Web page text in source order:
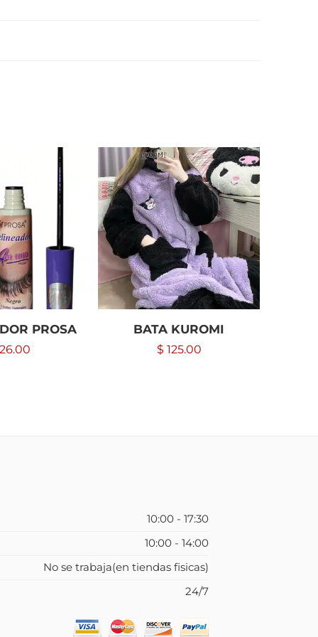
PROSA BATA KUROMI
$ 125.00
10:00 - 17:30
10:00 - 14:00
No se trabaja(en tiendas fisicas)
24/7